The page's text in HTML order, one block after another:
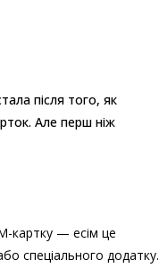
після того, як
Але перш ніж
картку — есім це
спеціального додатку.